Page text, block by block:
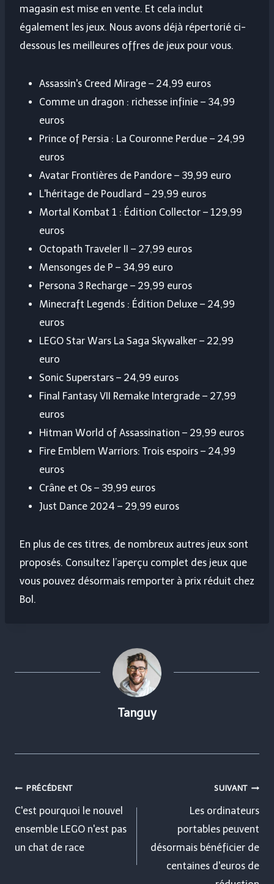
magasin est mise en vente. Et cela inclut
également les jeux. Nous avons déjà répertorié ci-
dessous les meilleures offres de jeux pour vous.
Assassin's Creed Mirage – 24,99 euros
Comme un dragon : richesse infinie – 34,99
euros
Prince of Persia : La Couronne Perdue – 24,99
euros
Avatar Frontières de Pandore – 39,99 euro
L'héritage de Poudlard – 29,99 euros
Mortal Kombat 1 : Édition Collector – 129,99
euros
Octopath Traveler II – 27,99 euros
Mensonges de P – 34,99 euro
Persona 3 Recharge – 29,99 euros
Minecraft Legends : Édition Deluxe – 24,99
euros
LEGO Star Wars La Saga Skywalker – 22,99
euro
Sonic Superstars – 24,99 euros
Final Fantasy VII Remake Intergrade – 27,99
euros
Hitman World of Assassination – 29,99 euros
Fire Emblem Warriors: Trois espoirs – 24,99
euros
Crâne et Os – 39,99 euros
Just Dance 2024 – 29,99 euros
En plus de ces titres, de nombreux autres jeux sont
proposés. Consultez l’aperçu complet des jeux que
vous pouvez désormais remporter à prix réduit chez
Bol.
Tanguy
Navigation
de
l’article
PRÉCÉDENT
C'est pourquoi le nouvel
ensemble LEGO n'est pas
un chat de race
SUIVANT
Les ordinateurs
portables peuvent
désormais bénéficier de
centaines d'euros de